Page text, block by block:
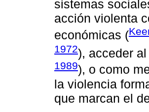
sistemas
acción violenta
económicas (
1972), acceder
1989), o como
la violencia
que marcan el